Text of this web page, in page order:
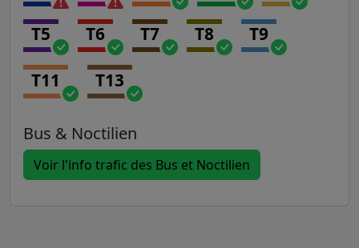
T5 T6 T7 T8 T9
T11 T13
Bus & Noctilien
Voir l'info trafic des Bus et Noctilien